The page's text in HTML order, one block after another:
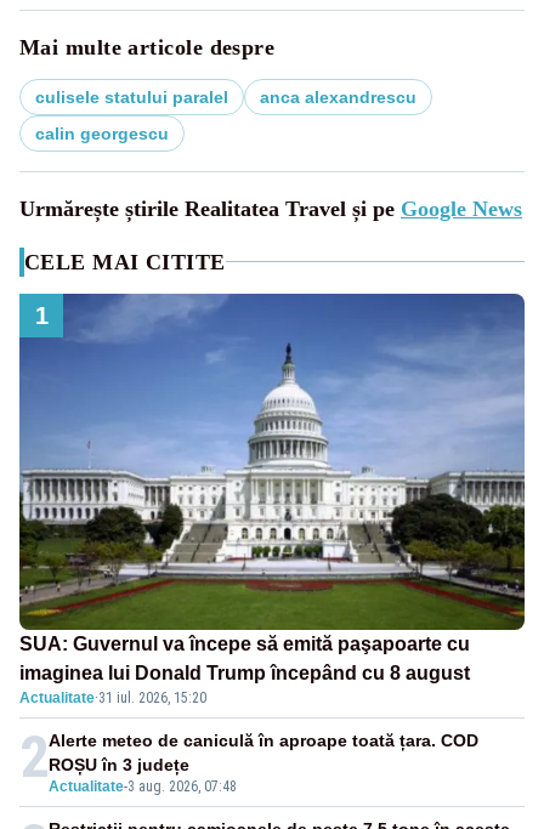
Mai multe articole despre
culisele statului paralel
anca alexandrescu
calin georgescu
Urmărește știrile Realitatea Travel și pe Google News
CELE MAI CITITE
1
SUA: Guvernul va începe să emită paşapoarte cu
imaginea lui Donald Trump începând cu 8 august
Actualitate·31 iul. 2026, 15:20
2Actualitate-3 aug. 2026, 07:48
Alerte meteo de caniculă în aproape toată țara. COD
ROȘU în 3 județe